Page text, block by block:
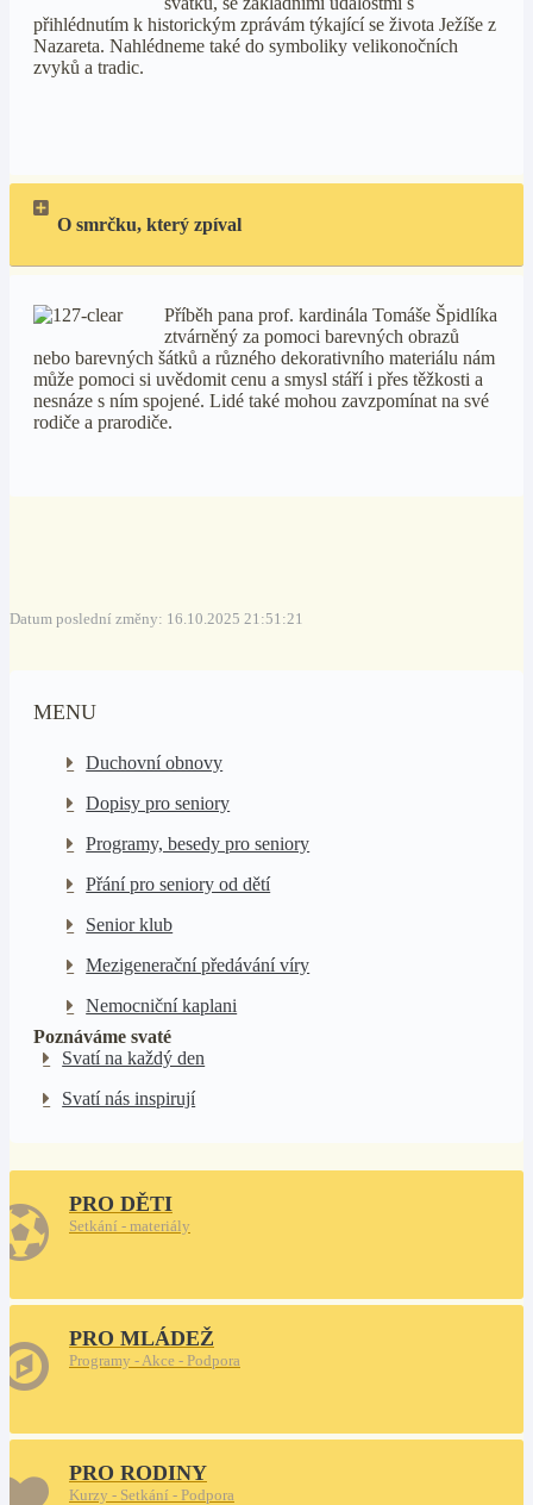
přihlédnutím k historickým zprávám týkající se života Ježíše z
Nazareta. Nahlédneme také do symboliky velikonočních
zvyků a tradic.
O smrčku, který zpíval
Příběh pana prof. kardinála Tomáše Špidlíka
ztvárněný za pomoci barevných obrazů
nebo barevných šátků a různého dekorativního materiálu nám
může pomoci si uvědomit cenu a smysl stáří i přes těžkosti a
nesnáze s ním spojené. Lidé také mohou zavzpomínat na své
rodiče a prarodiče.
Datum poslední změny: 16.10.2025 21:51:21
MENU
Duchovní obnovy
Dopisy pro seniory
Programy, besedy pro seniory
Přání pro seniory od dětí
Senior klub
Mezigenerační předávání víry
Nemocniční kaplani
Poznáváme svaté
Svatí na každý den
Svatí nás inspirují
PRO DĚTI
Setkání - materiály
PRO MLÁDEŽ
Programy - Akce - Podpora
PRO RODINY
Kurzy - Setkání - Podpora